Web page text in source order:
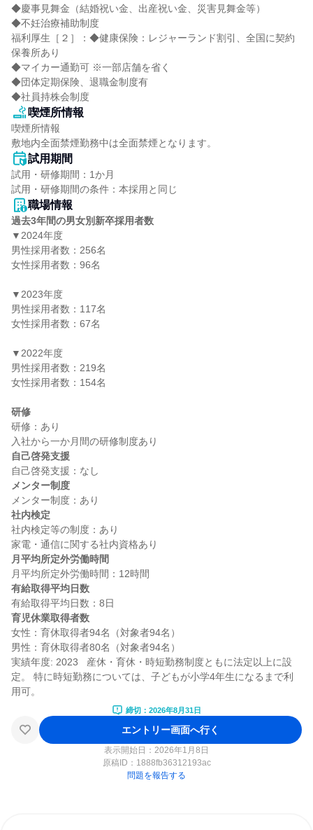
◆慶事見舞金（結婚祝い金、出産祝い金、災害見舞金等）
◆不妊治療補助制度
福利厚生［２］：◆健康保険：レジャーランド割引、全国に契約
保養所あり
◆マイカー通勤可 ※一部店舗を省く
◆団体定期保険、退職金制度有
◆社員持株会制度
喫煙所情報
喫煙所情報
敷地内全面禁煙勤務中は全面禁煙となります。
試用期間
試用・研修期間：1か月
職場情報
過去3年間の男女別新卒採用者数
▼2024年度
男性採用者数：256名
女性採用者数：96名
▼2023年度
男性採用者数：117名
女性採用者数：67名
▼2022年度
男性採用者数：219名
女性採用者数：154名
研修
研修：あり
自己啓発支援
メンター制度
社内検定
社内検定等の制度：あり
月平均所定外労働時間
有給取得平均日数
育児休業取得者数
女性：育休取得者94名（対象者94名）
男性：育休取得者80名（対象者94名）
実績年度: 2023   産休・育休・時短勤務制度ともに法定以上に設
定。 特に時短勤務については、子どもが小学4年生になるまで利
締切：2026年8月31日
エントリー画面へ行く
表示開始日：2026年1月8日
原稿ID： 1888fb36312193ac
問題を報告する